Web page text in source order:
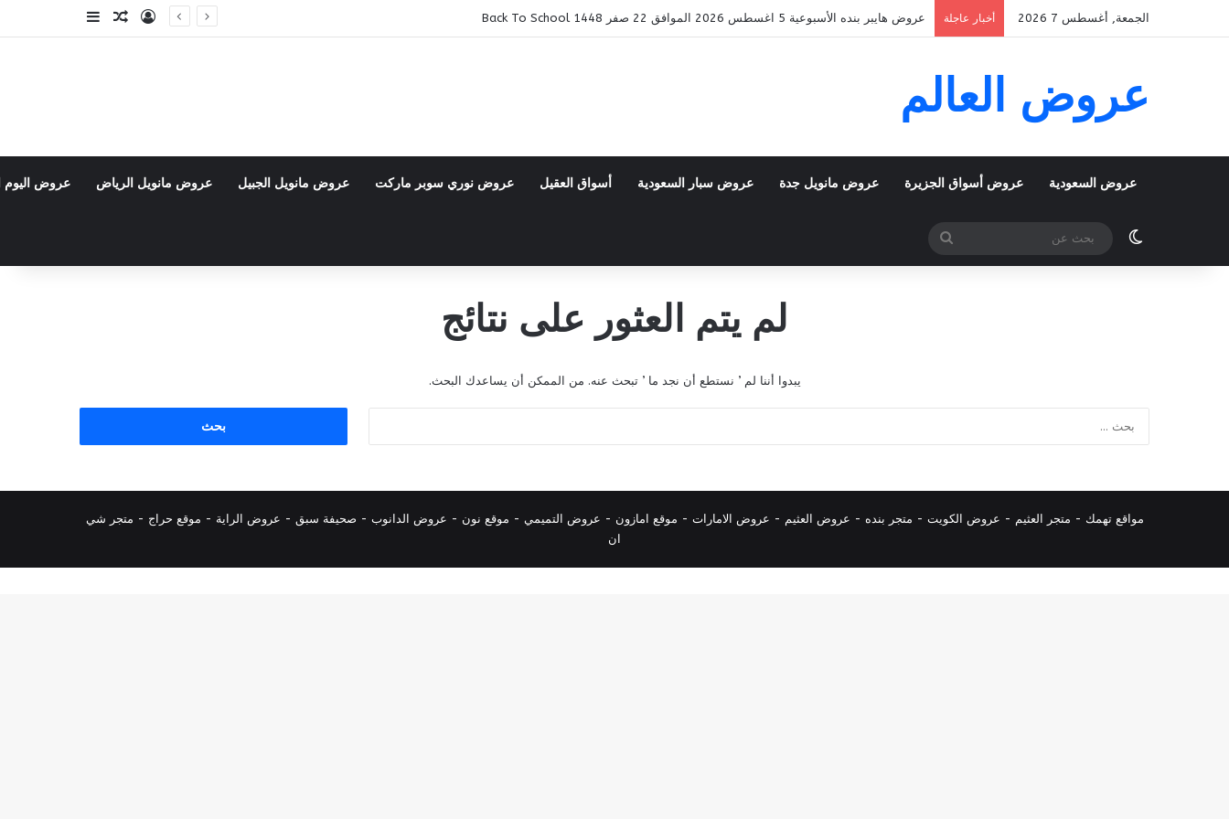
الجمعة, أغسطس 7 2026 أخبار عاجلة عروض هايبر بنده الأسبوعية 5 اغسطس 2026 الموافق 22 صفر 1448 Back To School تسجيل الدخول
مقال عشوائي
إضافة عمود
عروض العالم
عروض السعودية عروض أسواق الجزيرة عروض مانويل جدة عروض سبار السعودية أسواق العقيل عروض نوري سوبر ماركت عروض مانويل الجبيل عروض مانويل الرياض عروض اليوم
الوضع المظلم
بحث
عن
لم يتم العثور على نتائج
يبدوا أننا لم ’ نستطع أن نجد ما ’ تبحث عنه. من الممكن أن يساعدك البحث.
مواقع تهمك - متجر العثيم - عروض الكويت - متجر بنده - عروض العثيم - عروض الامارات - موقع امازون - عروض التميمي - موقع نون - عروض الدانوب - صحيفة سبق - عروض الراية - موقع حراج - متجر شي
ان